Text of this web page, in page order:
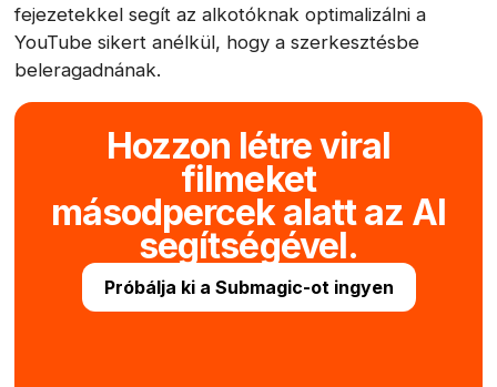
fejezetekkel segít az alkotóknak optimalizálni a
YouTube sikert anélkül, hogy a szerkesztésbe
beleragadnának.
Hozzon létre viral
filmeket
másodpercek alatt az AI
segítségével.
Próbálja ki a Submagic-ot ingyen